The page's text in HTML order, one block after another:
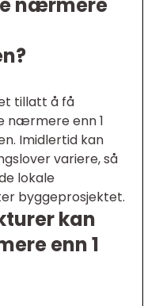
tillatt å få
nærmere enn 1
Imidlertid kan
variere, så
lokale
byggeprosjektet.
kan
enn 1